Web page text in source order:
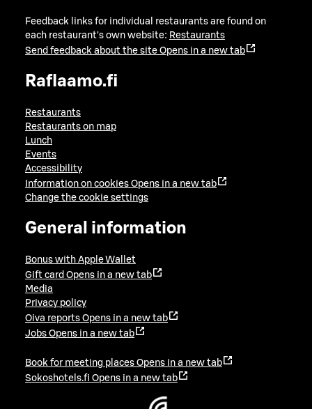
Feedback links for individual restaurants are found on
each restaurant's own website: Restaurants
Send feedback about the site Opens in a new tab
Raflaamo.fi
Restaurants
Restaurants on map
Lunch
Events
Accessibility
Information on cookies Opens in a new tab
Change the cookie settings
General information
Bonus with Apple Wallet
Gift card Opens in a new tab
Media
Privacy policy
Oiva reports Opens in a new tab
Jobs Opens in a new tab
Book for meeting places Opens in a new tab
Sokoshotels.fi Opens in a new tab